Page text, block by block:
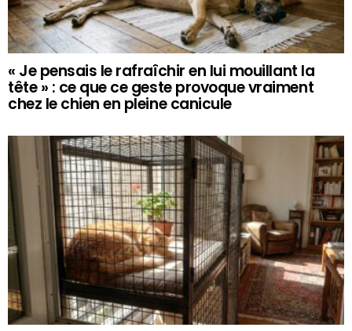
« Je pensais le rafraîchir en lui mouillant la
tête » : ce que ce geste provoque vraiment
chez le chien en pleine canicule